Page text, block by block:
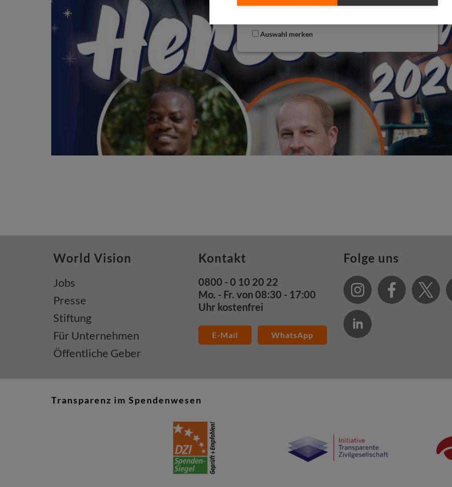
Video anzeigen
Auswahl merken
World Vision
Jobs
Presse
Stiftung
Für Unternehmen
Öffentliche Geber
Kontakt
0800 - 0 10 20 22
Mo. - Fr. von 08:30 - 17:00
Uhr kostenfrei
E-Mail WhatsApp
Folge uns
Transparenz im Spendenwesen